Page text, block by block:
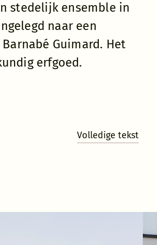
stedelijk ensemble in
naar een
Guimard. Het
erfgoed.
Volledige tekst
Onroerend Erfgoed en de stad
volume werd bovenop
de klassieke voorgevel. Dit volume
afstand van het gebouw van de
werd een travee, waar zich
van de voegen in de steen
De verdiepingshoogten van
de gelijkvloerse verdieping